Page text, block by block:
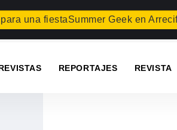
una fiestaSummer Geek en Arrecife
REPORTAJES REVISTA